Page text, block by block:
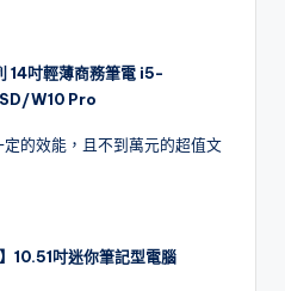
14吋輕薄商務筆電 i5-
W10 Pro
的效能，且不到萬元的超值文
10.51吋迷你筆記型電腦